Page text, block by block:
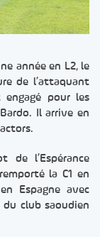
année en L2, le
de l’attaquant
engagé pour les
Il arrive en
de l’Espérance
la C1 en
Espagne avec
club saoudien